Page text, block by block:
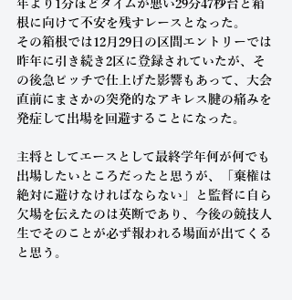
年より1分ほどタイムが悪い29分47秒台と箱
根に向けて不安を残すレースとなった。
その箱根では12月29日の区間エントリーでは
昨年に引き続き2区に登録されていたが、そ
の後急ピッチで仕上げた影響もあって、大会
直前にまさかの突発的なアキレス腱の痛みを
発症して出場を回避することになった。
主将としてエースとして最終学年何が何でも
出場したいところだったと思うが、「棄権は
絶対に避けなければならない」と監督に自ら
欠場を伝えたのは英断であり、今後の競技人
生でそのことが必ず報われる場面が出てくる
と思う。